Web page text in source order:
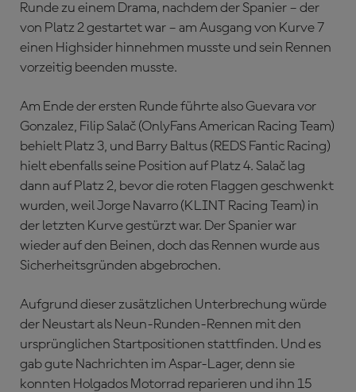
Runde zu einem Drama, nachdem der Spanier – der
von Platz 2 gestartet war – am Ausgang von Kurve 7
einen Highsider hinnehmen musste und sein Rennen
vorzeitig beenden musste.
Am Ende der ersten Runde führte also Guevara vor
Gonzalez, Filip Salač (OnlyFans American Racing Team)
behielt Platz 3, und Barry Baltus (REDS Fantic Racing)
hielt ebenfalls seine Position auf Platz 4. Salač lag
dann auf Platz 2, bevor die roten Flaggen geschwenkt
wurden, weil Jorge Navarro (KLINT Racing Team) in
der letzten Kurve gestürzt war. Der Spanier war
wieder auf den Beinen, doch das Rennen wurde aus
Sicherheitsgründen abgebrochen.
Aufgrund dieser zusätzlichen Unterbrechung würde
der Neustart als Neun-Runden-Rennen mit den
ursprünglichen Startpositionen stattfinden. Und es
gab gute Nachrichten im Aspar-Lager, denn sie
konnten Holgados Motorrad reparieren und ihn 15